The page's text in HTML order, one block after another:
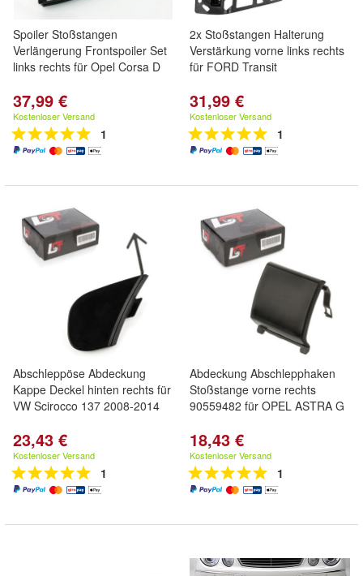
Spoiler Stoßstangen
Verlängerung Frontspoiler Set
links rechts für Opel Corsa D
37,99 €
Kostenloser Versand
1
2x Stoßstangen Halterung
Verstärkung vorne links rechts
für FORD Transit
31,99 €
Kostenloser Versand
1
Abschleppöse Abdeckung
Kappe Deckel hinten rechts für
VW Scirocco 137 2008-2014
23,43 €
Kostenloser Versand
1
Abdeckung Abschlepphaken
Stoßstange vorne rechts
90559482 für OPEL ASTRA G
18,43 €
Kostenloser Versand
1